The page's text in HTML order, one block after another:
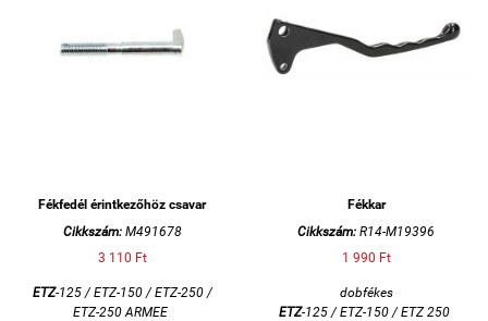
Fékfedél érintkezőhöz csavar
Cikkszám:M491678
3 110 Ft
ETZ-125 / ETZ-150 / ETZ-250 /
ETZ-250 ARMEE
Fékkar
Cikkszám: R14-M19396
1 990 Ft
dobfékes
ETZ-125 / ETZ-150 /ETZ 250